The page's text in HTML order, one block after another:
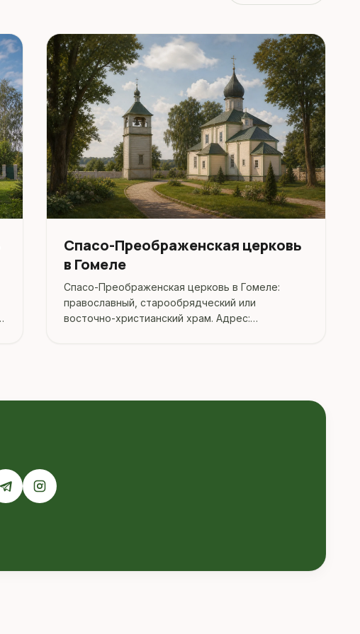
Спасо-Преображенская церковь
в Гомеле
Спасо-Преображенская церковь в Гомеле:
православный, старообрядческий или
восточно-христианский храм. Адрес: